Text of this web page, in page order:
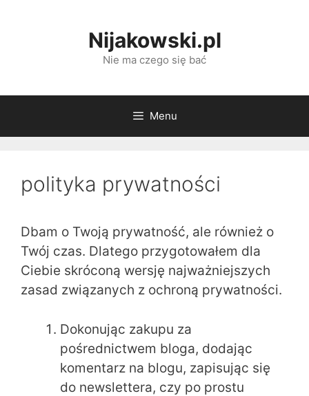
Nijakowski.pl
Nie ma czego się bać
Menu
polityka prywatności
Dbam o Twoją prywatność, ale również o
Twój czas. Dlatego przygotowałem dla
Ciebie skróconą wersję najważniejszych
zasad związanych z ochroną prywatności.
Dokonując zakupu za
pośrednictwem bloga, dodając
komentarz na blogu, zapisując się
do newslettera, czy po prostu